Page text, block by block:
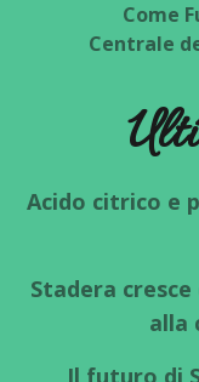
Come
Centrale
Acido citrico e
Stadera
alla
Il futuro di